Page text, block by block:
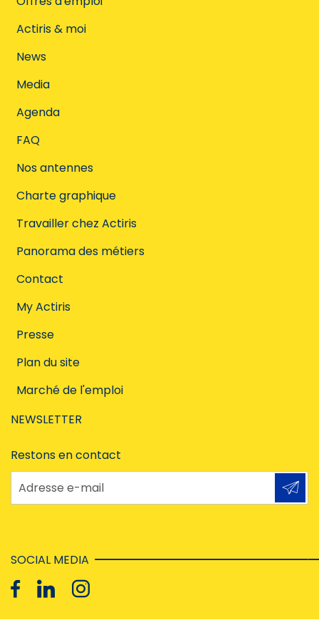
Actiris & moi
News
Media
Agenda
FAQ
Nos antennes
Charte graphique
Travailler chez Actiris
Panorama des métiers
Contact
My Actiris
Presse
Plan du site
Marché de l'emploi
NEWSLETTER
Restons en contact
Adresse e-mail
SOCIAL MEDIA